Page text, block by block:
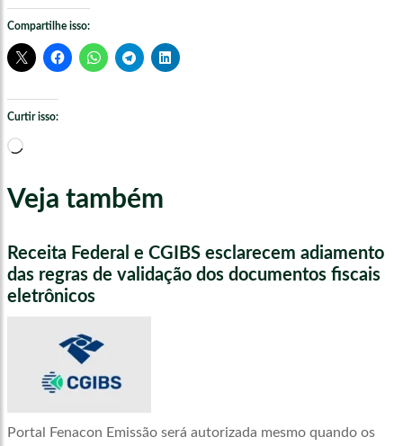
Compartilhe isso:
Curtir isso:
Carregando...
Veja também
Receita Federal e CGIBS esclarecem adiamento
das regras de validação dos documentos fiscais
eletrônicos
Portal Fenacon Emissão será autorizada mesmo quando os